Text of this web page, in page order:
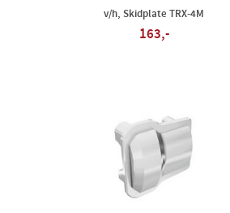
v/h, Skidplate TRX-4M
163,-